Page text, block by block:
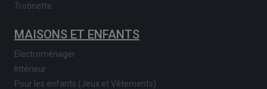
Trotinette
MAISONS ET ENFANTS
Electroménager
Intérieur
Pour les enfants (Jeux et Vêtements)